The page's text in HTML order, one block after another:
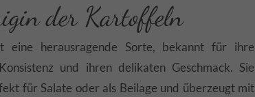
der Kartoffeln
eine herausragende Sorte, bekannt für ihre
und ihren delikaten Geschmack. Sie
für Salate oder als Beilage und überzeugt mit